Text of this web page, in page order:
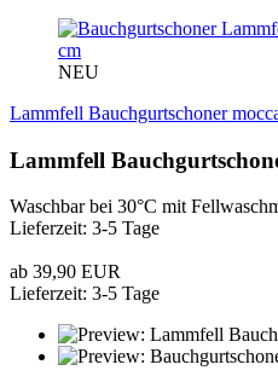
NEU
Lammfell Bauchgurtschoner
Lammfell
Waschbar bei 30°C mit
Lieferzeit: 3-5 Tage
ab 39,90 EUR
Lieferzeit: 3-5 Tage